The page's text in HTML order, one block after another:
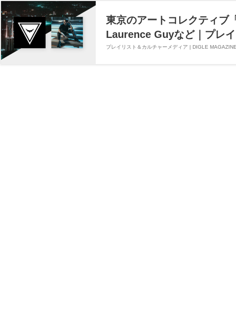
東京のアートコレクティ
Laurence Guyなど｜プレ
プレイリスト＆カルチャーメディア | DIGLE MAGAZINE